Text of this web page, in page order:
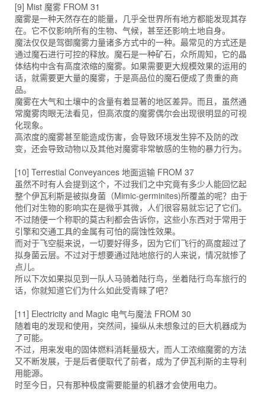
[9] Mist 魔雾 FROM 31
魔雾是一种天然存在的能量，几乎全世界所有地方都能发现其存
在。它不仅影响所有的生物、气候，甚至还影响土地自身。
魔法仅仅是驾御魔雾力量诸多方式中的一种。最常见的方式还是
通过魔石进行可控的释放。魔石是一种矿石，众所周知，它的晶
体结构中含有高度浓缩的魔雾。如果需要更大规模效果的运用的
话，就需要更大量的魔雾，于是高品位的魔石便成了贵重的商
品。
魔雾在大气和土壤中的含量有着显著的地区差异。而且，虽然通
常魔雾肉眼无法看见，但高浓度的魔雾偶尔会出现很明显的可视
化现象。
高浓度的魔雾甚至能造成伤害，会导致环境发生猝不及防的改
变，还会导致动物以及其他对魔雾非常敏感的生物的暴力行为。
[10] Terrestial Conveyances 地面运输 FROM 37
虽然不时有人会提到这个，不过我们之中究竟有多少人能回忆起
整个伊瓦利斯是被拟身菌（Mimic-germinites)所覆盖的呢？由于
他们对生物的影响实在是微乎其微，人们很容易就忘记了它们。
不过随便一个称职的莫古利都会告诉你，这些小东西对于常用于
引擎和交通工具的金属有可怕的腐蚀性效果。
而对于飞空艇来说，一切要好得多，因为它们飞行的高度超过了
拟身菌云层。不过对于想要通过陆地旅行的人来说，情况就惨了
点儿。
所以下次如果拟见到一队人马骑着陆行鸟，坐着陆行鸟车旅行的
话，你就知道它们为什么如此受青睐了吧？
[11] Electricity and Magic 电气与魔法 FROM 30
随着电的发现和使用，突然间，操纵从未想象过的巨大机器成为
了可能。
不过，用来发电的固体燃料消耗量极大，而人工浓缩魔雾的方法
又不断发展，于是后者便取代了前者，成为了伊瓦利斯的主导利
用能源。
时至今日，只有那种极度需要能量的机器才会使用电力。